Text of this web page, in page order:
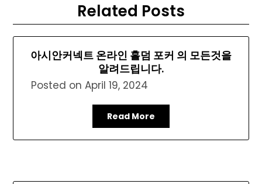
Related Posts
아시안커넥트 온라인 홀덤 포커 의 모든것을
알려드립니다.
Posted onApril 19, 2024
Read More